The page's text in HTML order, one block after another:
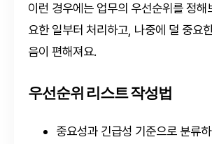
이런 경우에는 업무의 우선순위를 정해
요한 일부터 처리하고, 나중에 덜 중요
음이 편해져요.
우선순위 리스트 작성법
중요성과 긴급성 기준으로 분류하